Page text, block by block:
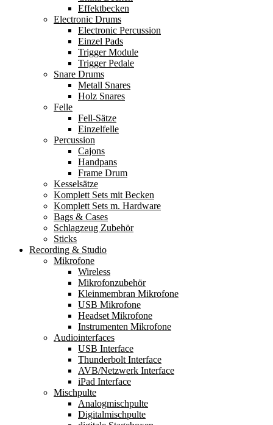
Effektbecken
Electronic Drums
Electronic Percussion
Einzel Pads
Trigger Module
Trigger Pedale
Snare Drums
Metall Snares
Holz Snares
Felle
Fell-Sätze
Einzelfelle
Percussion
Cajons
Handpans
Frame Drum
Kesselsätze
Komplett Sets mit Becken
Komplett Sets m. Hardware
Bags & Cases
Schlagzeug Zubehör
Sticks
Recording & Studio
Mikrofone
Wireless
Mikrofonzubehör
Kleinmembran Mikrofone
USB Mikrofone
Headset Mikrofone
Instrumenten Mikrofone
Audiointerfaces
USB Interface
Thunderbolt Interface
AVB/Netzwerk Interface
iPad Interface
Mischpulte
Analogmischpulte
Digitalmischpulte